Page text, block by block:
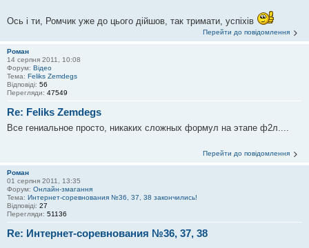
Ось і ти, Ромчик уже до цього дійшов, так тримати, успіхів
Перейти до повідомлення
Роман
14 серпня 2011, 10:08
Форум: Відео
Тема: Feliks Zemdegs
Відповіді: 56
Перегляди: 47549
Re: Feliks Zemdegs
Все гениальное просто, никаких сложных формул на этапе ф2л....
Перейти до повідомлення
Роман
01 серпня 2011, 13:35
Форум: Онлайн-змагання
Тема: Интернет-соревнования №36, 37, 38 закончились!
Відповіді: 27
Перегляди: 51136
Re: Интернет-соревнования №36, 37, 38